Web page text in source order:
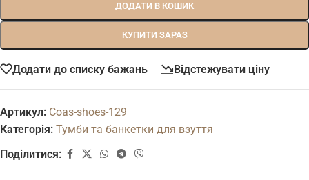
ДОДАТИ В КОШИК
КУПИТИ ЗАРАЗ
Додати до списку бажань Відстежувати ціну
Артикул: Coas-shoes-129
Категорія: Тумби та банкетки для взуття
Поділитися: